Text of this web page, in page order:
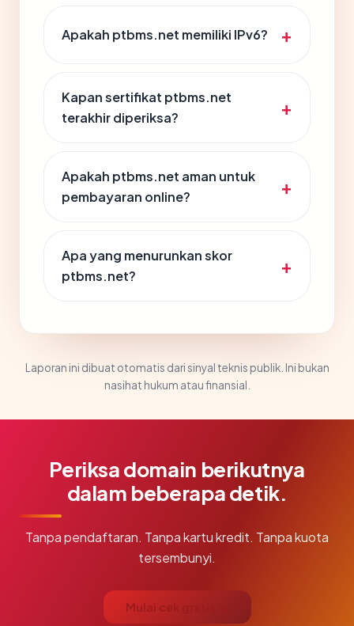
Apakah ptbms.net memiliki IPv6?
Kapan sertifikat ptbms.net
terakhir diperiksa?
Apakah ptbms.net aman untuk
pembayaran online?
Apa yang menurunkan skor
ptbms.net?
Laporan ini dibuat otomatis dari sinyal teknis publik. Ini bukan
nasihat hukum atau finansial.
Periksa domain berikutnya
dalam beberapa detik.
Tanpa pendaftaran. Tanpa kartu kredit. Tanpa kuota
tersembunyi.
Mulai cek gratis →